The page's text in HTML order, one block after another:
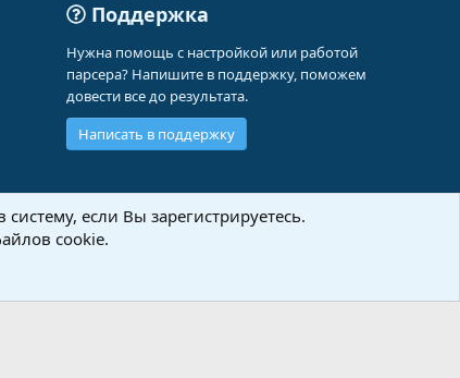
Поддержка
Нужна помощь с настройкой или работой
парсера? Напишите в поддержку, поможем
довести все до результата.
Написать в поддержку
конфиденциальности
если Вы зарегистрируетесь.
cookie.